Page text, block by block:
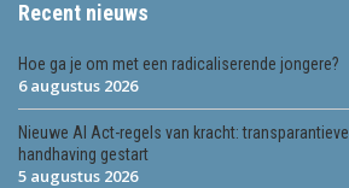
Recent nieuws
Hoe ga je om met een radicaliserende jongere?
6 augustus 2026
Nieuwe AI Act-regels van kracht:
handhaving gestart
5 augustus 2026